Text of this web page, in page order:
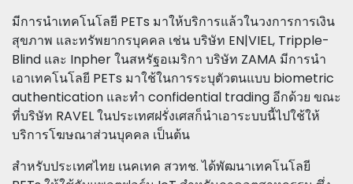
มีการนำเทคโนโลยี PETs มาให้บริการแล้วในวงการการเงิน
สุขภาพ และทรัพยากรบุคคล เช่น บริษัท EN|VIEL, Tripple-
Blind และ Inpher ในสหรัฐอเมริกา บริษัท ZAMA มีการนำ
เอาเทคโนโลยี PETs มาใช้ในการระบุตัวตนแบบ biometric
authentication และทำ confidential trading อีกด้วย ขณะ
ที่บริษัท RAVEL ในประเทศฝรั่งเศสก็นำเอาระบบนี้ไปใช้ให้
บริการโฆษณาส่วนบุคคล เป็นต้น
สำหรับประเทศไทย เนคเทค สวทช. ได้พัฒนาเทคโนโลยี